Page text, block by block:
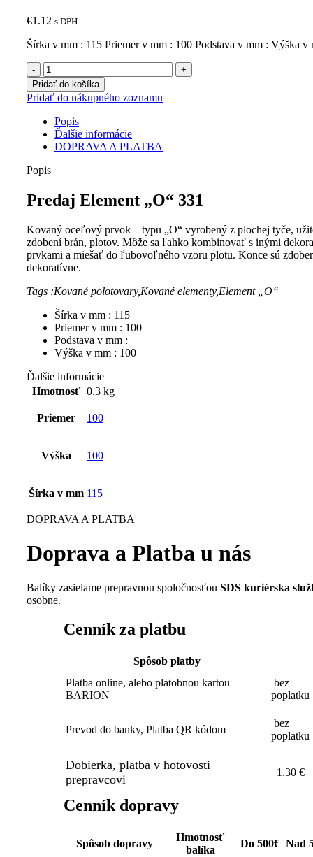
€1.12 s DPH
Šírka v mm : 115 Priemer v mm : 100 Podstava v mm : Výška v
množstvo
Element
"O"
331,
Pridať do košíka
Pridať do nákupného zoznamu
Popis
Ďalšie informácie
DOPRAVA A PLATBA
Popis
Predaj Element „O“ 331
Kovaný oceľový prvok – typu „O“ vyrobený z plochej tyče,
zdobení brán, plotov. Môže sa ľahko kombinovať s inými
prvkami a miešať do ľubovoľného vzoru plotu. Konce sú
dekoratívne.
Tags :Kované polotovary,Kované elementy,Element „O“
Šírka v mm : 115
Priemer v mm : 100
Podstava v mm :
Výška v mm : 100
Ďalšie informácie
Hmotnosť 0.3 kg
Priemer 100
Výška 100
Šírka v mm 115
DOPRAVA A PLATBA
Doprava a Platba u nás
Balíky zasielame prepravnou spoločnosťou SDS kuriérska
osobne.
Cenník za platbu
Spôsob platby
Platba online, alebo platobnou kartou
BARION
bez
poplatku
Prevod do banky, Platba QR kódom
bez
poplatku
Dobierka, platba v hotovosti
prepravcovi
1.30 €
Cenník dopravy
Spôsob dopravy
Hmotnosť
balíka
Do 500€ Nad